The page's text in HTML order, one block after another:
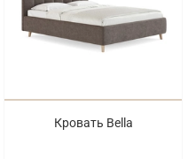
Кровать Bella